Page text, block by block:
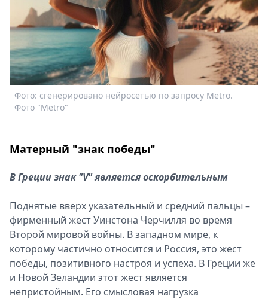
Стримы
Спецпроекты
Звезды
Выборы
2026
Скачай
Metro
Фото: сгенерировано нейросетью по запросу Metro.
Фото "Metro"
Матерный "знак победы"
В Греции знак "V" является оскорбительным
Поднятые вверх указательный и средний пальцы –
фирменный жест Уинстона Черчилля во время
Второй мировой войны. В западном мире, к
которому частично относится и Россия, это жест
победы, позитивного настроя и успеха. В Греции же
и Новой Зеландии этот жест является
непристойным. Его смысловая нагрузка